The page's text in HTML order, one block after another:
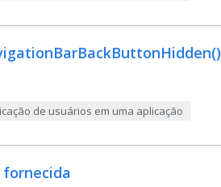
de usuários em uma aplicação
fornecida